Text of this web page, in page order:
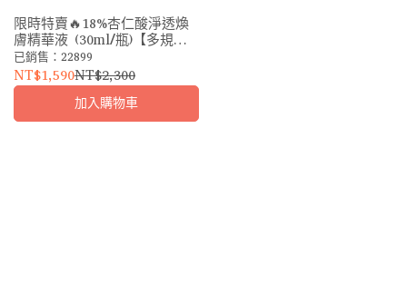
限時特賣🔥18%杏仁酸淨透煥
膚精華液 (30ml/瓶)【多規
格】<已享特賣價不參與VIP優
惠/最短效期：2026-11-13>
已銷售：22899
NT$1,590NT$2,300
加入購物車